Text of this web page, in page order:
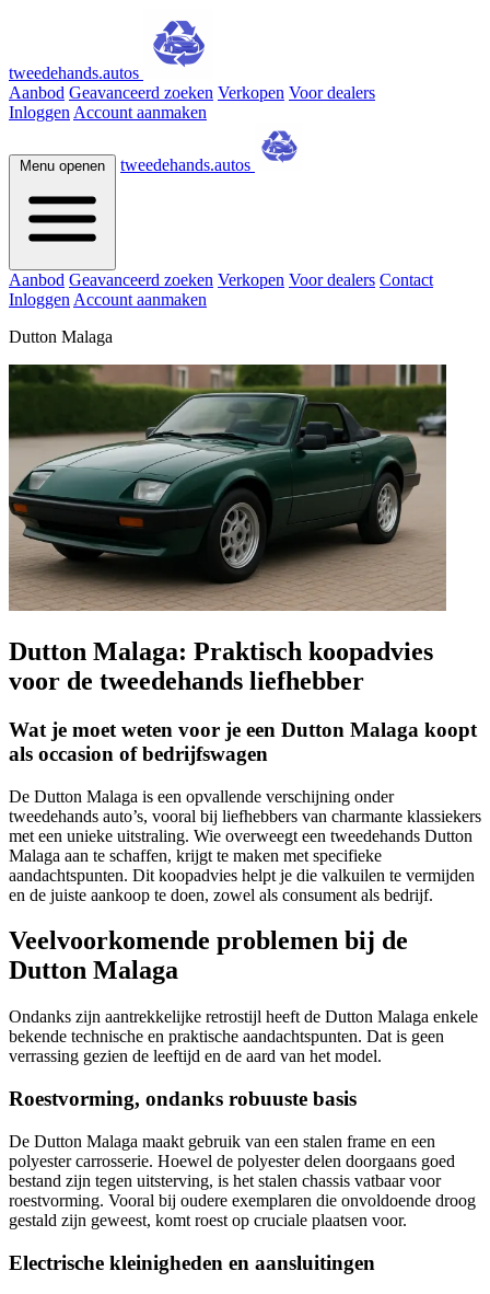
tweedehands.autos
Aanbod Geavanceerd zoeken Verkopen Voor dealers
Inloggen Account aanmaken
Menu openen tweedehands.autos
Aanbod Geavanceerd zoeken Verkopen Voor dealers Contact
Inloggen Account aanmaken
Dutton Malaga
Dutton Malaga: Praktisch koopadvies
voor de tweedehands liefhebber
Wat je moet weten voor je een Dutton Malaga koopt
als occasion of bedrijfswagen
De Dutton Malaga is een opvallende verschijning onder
tweedehands auto’s, vooral bij liefhebbers van charmante klassiekers
met een unieke uitstraling. Wie overweegt een tweedehands Dutton
Malaga aan te schaffen, krijgt te maken met specifieke
aandachtspunten. Dit koopadvies helpt je die valkuilen te vermijden
en de juiste aankoop te doen, zowel als consument als bedrijf.
Veelvoorkomende problemen bij de
Dutton Malaga
Ondanks zijn aantrekkelijke retrostijl heeft de Dutton Malaga enkele
bekende technische en praktische aandachtspunten. Dat is geen
verrassing gezien de leeftijd en de aard van het model.
Roestvorming, ondanks robuuste basis
De Dutton Malaga maakt gebruik van een stalen frame en een
polyester carrosserie. Hoewel de polyester delen doorgaans goed
bestand zijn tegen uitsterving, is het stalen chassis vatbaar voor
roestvorming. Vooral bij oudere exemplaren die onvoldoende droog
gestald zijn geweest, komt roest op cruciale plaatsen voor.
Electrische kleinigheden en aansluitingen